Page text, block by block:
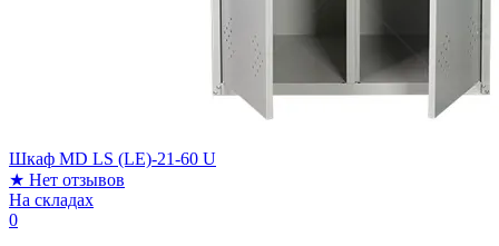
Шкаф MD LS (LE)-21-60 U
★ Нет отзывов
На складах
0